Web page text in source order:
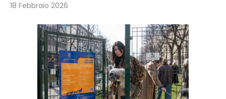
18 Febbraio 2026